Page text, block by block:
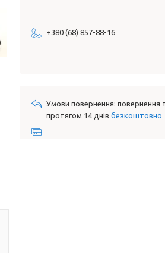
+380 (68) 857-88-16
повернення
протягом 14 днів безкоштовно